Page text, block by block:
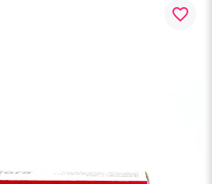
favorite_border